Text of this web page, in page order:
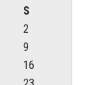
S
2
9
16